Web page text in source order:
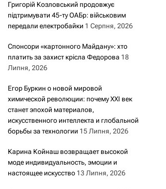
Григорій Козловський продовжує
підтримувати 45-ту ОАБр: військовим
передали електробайки 1 Серпня, 2026
Спонсори «картонного Майдану»: хто
платить за захист крісла Федорова 18
Липня, 2026
Егор Буркин о новой мировой
химической революции: почему XXI век
станет эпохой материалов,
искусственного интеллекта и глобальной
борьбы за технологии 15 Липня, 2026
Карина Койнаш возвращает высокой
моде индивидуальность, эмоции и
настоящее искусство 13 Липня, 2026